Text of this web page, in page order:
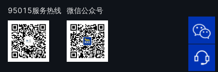
95015
网络安
全服务
热线
样本上报
奇安信天守安全软件
顽固病毒专杀工具
技术研究院
威胁情报中心
补天漏洞响应平台
公司简介
公司新闻
发展历程
95015服务热线 微信公众号